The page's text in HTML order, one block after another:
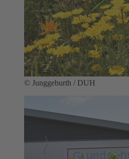
© Junggeburth / DUH